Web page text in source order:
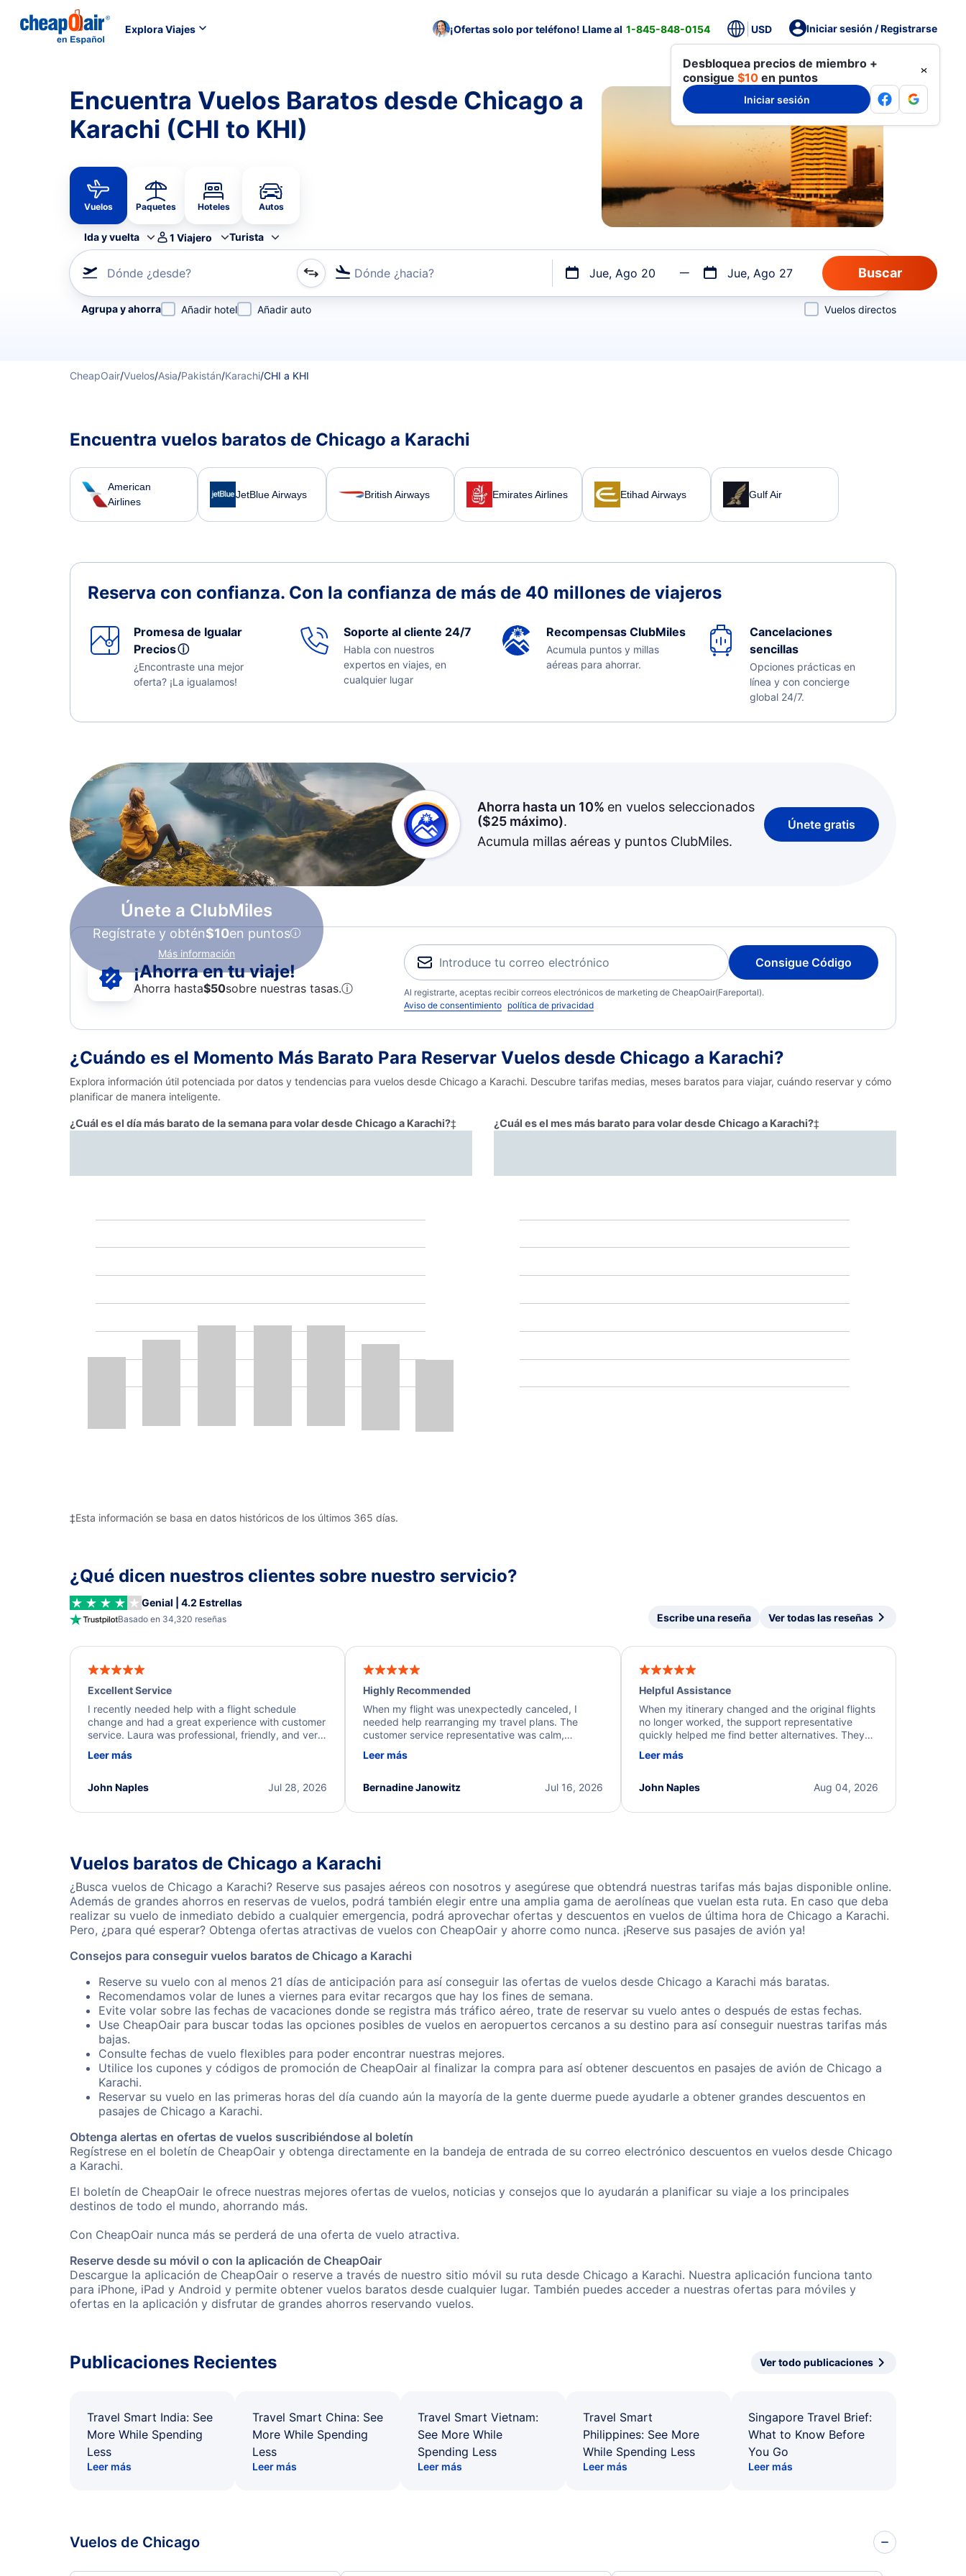
Explora Viajes ¡Ofertas solo por teléfono! Llame al 1-845-848-0154 USD Iniciar sesión / Registrarse
Desbloquea precios de miembro +
consigue $10 en puntos
Iniciar sesión
Encuentra Vuelos Baratos desde Chicago a
Karachi (CHI to KHI)
Vuelos Paquetes Hoteles Autos
Ida y vuelta 1 Viajero Turista
Dónde ¿desde? Dónde ¿hacia? Jue, Ago 20 Jue, Ago 27
Refina tu búsqueda por aerolínea, por ciudad o aeropuerto o por vuelos directos
Agrupa y ahorra Añadir hotel Añadir auto Vuelos directos
CheapOair/Vuelos/Asia/Pakistán/Karachi/CHI a KHI
Encuentra vuelos baratos de Chicago a Karachi
American
Airlines
JetBlue Airways British Airways Emirates Airlines Etihad Airways Gulf Air
Reserva con confianza. Con la confianza de más de 40 millones de viajeros
Promesa de Igualar
Preciosⓘ
¿Encontraste una mejor
oferta? ¡La igualamos!
Soporte al cliente 24/7
Habla con nuestros
expertos en viajes, en
cualquier lugar
Recompensas ClubMiles
Acumula puntos y millas
aéreas para ahorrar.
Cancelaciones
sencillas
Opciones prácticas en
línea y con concierge
global 24/7.
Únete a ClubMiles
Regístrate y obtén$10en puntos
Más información
Ahorra hasta un 10% en vuelos seleccionados
($25máximo).
Acumula millas aéreas y puntos ClubMiles.
Únete gratis
¡Ahorra en tu viaje!
Ahorra hasta$50sobre nuestras tasas.ⓘ
Consigue Código
Al registrarte, aceptas recibir correos electrónicos de marketing de CheapOair(Fareportal).
Aviso de consentimiento política de privacidad
¿Cuándo es el Momento Más Barato Para Reservar Vuelos desde Chicago a Karachi?
Explora información útil potenciada por datos y tendencias para vuelos desde Chicago a Karachi. Descubre tarifas medias, meses baratos para viajar, cuándo reservar y cómo
planificar de manera inteligente.
¿Cuál es el día más barato de la semana para volar desde Chicago a Karachi?‡ ¿Cuál es el mes más barato para volar desde Chicago a Karachi?‡
‡Esta información se basa en datos históricos de los últimos 365 días.
¿Qué dicen nuestros clientes sobre nuestro servicio?
Genial | 4.2 Estrellas
Basado en 34,320 reseñas Escribe una reseña Ver todas las reseñas
Excellent Service
I recently needed help with a flight schedule
change and had a great experience with customer
service. Laura was professional, friendly, and very
a solution and kept me informed of the next steps.
Leer más
Jul 28, 2026
John Naples
Highly Recommended
When my flight was unexpectedly canceled, I
needed help rearranging my travel plans. The
customer service representative was calm,
process. They quickly found alternative flight
I truly appreciate the excellent support and
Leer más
Jul 16, 2026
Bernadine Janowitz
Helpful Assistance
When my itinerary changed and the original flights
no longer worked, the support representative
quickly helped me find better alternatives. They
beyond to resolve the issue. I'm grateful for the
Leer más
Aug 04, 2026
John Naples
Vuelos baratos de Chicago a Karachi
¿Busca vuelos de Chicago a Karachi? Reserve sus pasajes aéreos con nosotros y asegúrese que obtendrá nuestras tarifas más bajas disponible online.
Además de grandes ahorros en reservas de vuelos, podrá también elegir entre una amplia gama de aerolíneas que vuelan esta ruta. En caso que deba
realizar su vuelo de inmediato debido a cualquier emergencia, podrá aprovechar ofertas y descuentos en vuelos de última hora de Chicago a Karachi.
Pero, ¿para qué esperar? Obtenga ofertas atractivas de vuelos con CheapOair y ahorre como nunca. ¡Reserve sus pasajes de avión ya!
Consejos para conseguir vuelos baratos de Chicago a Karachi
Reserve su vuelo con al menos 21 días de anticipación para así conseguir las ofertas de vuelos desde Chicago a Karachi más baratas.
Recomendamos volar de lunes a viernes para evitar recargos que hay los fines de semana.
Evite volar sobre las fechas de vacaciones donde se registra más tráfico aéreo, trate de reservar su vuelo antes o después de estas fechas.
Use CheapOair para buscar todas las opciones posibles de vuelos en aeropuertos cercanos a su destino para así conseguir nuestras tarifas más
bajas.
Consulte fechas de vuelo flexibles para poder encontrar nuestras mejores.
Utilice los cupones y códigos de promoción de CheapOair al finalizar la compra para así obtener descuentos en pasajes de avión de Chicago a
Karachi.
Reservar su vuelo en las primeras horas del día cuando aún la mayoría de la gente duerme puede ayudarle a obtener grandes descuentos en
pasajes de Chicago a Karachi.
Obtenga alertas en ofertas de vuelos suscribiéndose al boletín
Regístrese en el boletín de CheapOair y obtenga directamente en la bandeja de entrada de su correo electrónico descuentos en vuelos desde Chicago
a Karachi.
El boletín de CheapOair le ofrece nuestras mejores ofertas de vuelos, noticias y consejos que lo ayudarán a planificar su viaje a los principales
destinos de todo el mundo, ahorrando más.
Con CheapOair nunca más se perderá de una oferta de vuelo atractiva.
Reserve desde su móvil o con la aplicación de CheapOair
Descargue la aplicación de CheapOair o reserve a través de nuestro sitio móvil su ruta desde Chicago a Karachi. Nuestra aplicación funciona tanto
para iPhone, iPad y Android y permite obtener vuelos baratos desde cualquier lugar. También puedes acceder a nuestras ofertas para móviles y
ofertas en la aplicación y disfrutar de grandes ahorros reservando vuelos.
Publicaciones Recientes Ver todo publicaciones
Travel Smart India: See
More While Spending
Less
Leer más
Travel Smart China: See
More While Spending
Less
Leer más
Travel Smart Vietnam:
See More While
Spending Less
Leer más
Travel Smart
Philippines: See More
While Spending Less
Leer más
Singapore Travel Brief:
What to Know Before
You Go
Leer más
Vuelos de Chicago